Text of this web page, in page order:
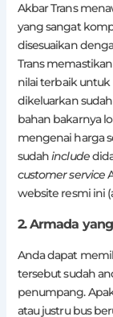
Akbar Trans
yang sangat
disesuaikan
Trans
nilai terbaik untuk
dikeluarkan
bahan bakarnya
mengenai harga
sudahinclude
customer service
website resmi ini
2. Armada
Anda dapat
tersebut sudah
penumpang.
atau justru bus